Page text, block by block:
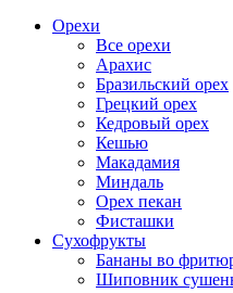
Орехи
Все орехи
Арахис
Бразильский орех
Грецкий орех
Кедровый орех
Кешью
Макадамия
Миндаль
Орех пекан
Фисташки
Сухофрукты
Бананы во
Шиповник